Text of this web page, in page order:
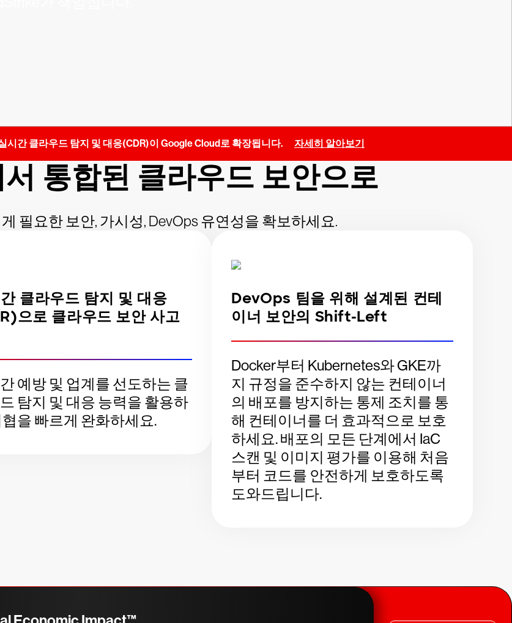
시간 클라우드 탐지 및 대응(CDR)이 Google Cloud로 확장됩니다. 자세히 알아보기
통합된 클라우드 보안으로
필요한 보안, 가시성, DevOps 유연성을 확보하세요.
클라우드 탐지 및 대응
으로 클라우드 보안 사고
예방 및 업계를 선도하는 클
탐지 및 대응 능력을 활용하
협을 빠르게 완화하세요.
DevOps 팀을 위해 설계된 컨테
이너 보안의 Shift-Left
Docker부터 Kubernetes와 GKE까
지 규정을 준수하지 않는 컨테이너
의 배포를 방지하는 통제 조치를 통
해 컨테이너를 더 효과적으로 보호
하세요. 배포의 모든 단계에서 IaC
스캔 및 이미지 평가를 이용해 처음
부터 코드를 안전하게 보호하도록
도와드립니다.